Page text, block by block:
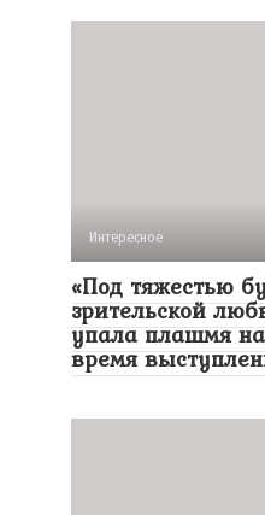
Интересное
«Под тяжестью
зрительской
упала плашмя
время